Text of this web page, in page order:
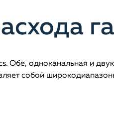
Обе, одноканальная и
собой